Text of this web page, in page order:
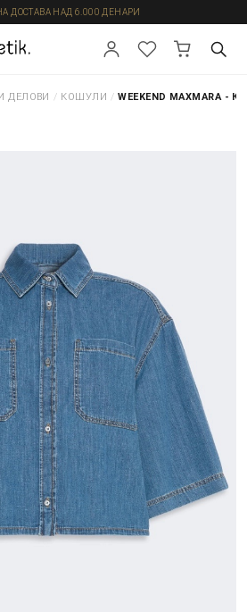
ДОСТАВА НАД 6.000 ДЕНАРИ
ДЕЛОВИ / КОШУЛИ / WEEKEND MAXMARA -